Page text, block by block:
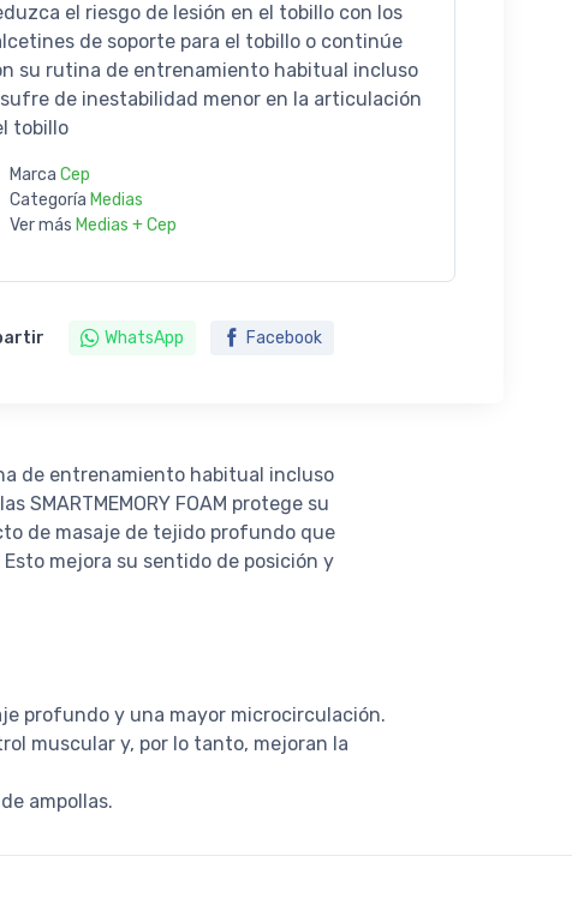
el riesgo de lesión en el tobillo con los
de soporte para el tobillo o continúe
su rutina de entrenamiento habitual incluso
de inestabilidad menor en la articulación
tobillo
Marca Cep
Categoría Medias
Ver más Medias + Cep
WhatsApp Facebook
de entrenamiento habitual incluso
FOAM protege su
de masaje de tejido profundo que
mejora su sentido de posición y
profundo y una mayor microcirculación.
muscular y, por lo tanto, mejoran la
ampollas.